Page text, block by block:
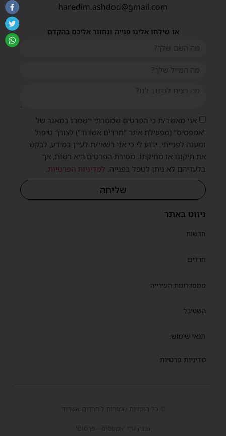
ניווט באתר
חדשות
חרדים
ממסדרונות העירייה
השטיבל
תנאי שימוש
מדיניות פרטיות
haredim.ashdod@gmail.com
או שילחו אלינו פנייה ונחזור אליכם בהקדם
אני מאשר/ת כי הפרטים שמסרתי יישמרו במאגר של
"אמפסיס" (מפעילת אתר "חרדים אשדוד") לצורך טיפול
ומענה לפנייתי. ידוע לי כי אני רשאי/ת לעיין במידע, לבקש
את תיקונו או מחיקתו. מסירת הפרטים היא רשות, אך
בלעדיהם לא ניתן לטפל בפנייה. למדיניות הפרטיות.
שליחה
© כל הזכויות שמורות ל'חרדים אשדוד'
נבנה ע"י 'אמפסיס - פרסום'